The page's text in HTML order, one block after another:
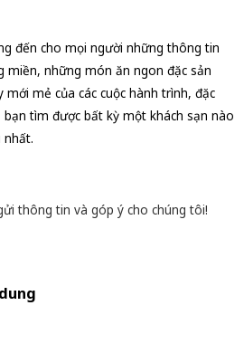
đến cho mọi người những thông tin
miền, những món ăn ngon đặc sản
mẻ của các cuộc hành trình, đặc
tìm được bất kỳ một khách sạn nào
nhất.
thông tin và góp ý cho chúng tôi!